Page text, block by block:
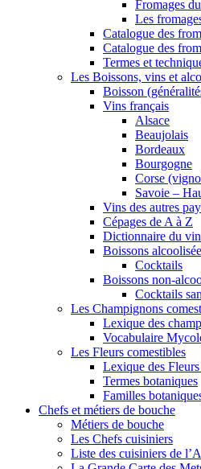
Fromages
Les
Catalogue des
Catalogue des
Termes et
Les Boissons, vins et
Boisson
Vins français
Alsace
Beaujolais
Bordeaux
Bourgogne
Corse
Savoie –
Vins des autres
Cépages de A à Z
Dictionnaire du
Boissons
Cocktails
Boissons non-
Cocktails
Les Champignons
Lexique des
Vocabulaire
Les Fleurs comestibles
Lexique des
Termes botaniques
Familles
Chefs et métiers de bouche
Métiers de bouche
Les Chefs cuisiniers
Liste des cuisiniers de